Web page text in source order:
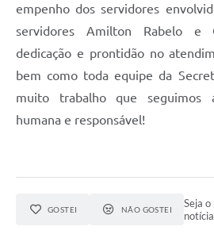
empenho dos servidores
servidores Amilton Rabelo e
dedicação e prontidão no
bem como toda equipe da
muito trabalho que seguimos
humana e responsável!
GOSTEI NÃO GOSTEI
Seja